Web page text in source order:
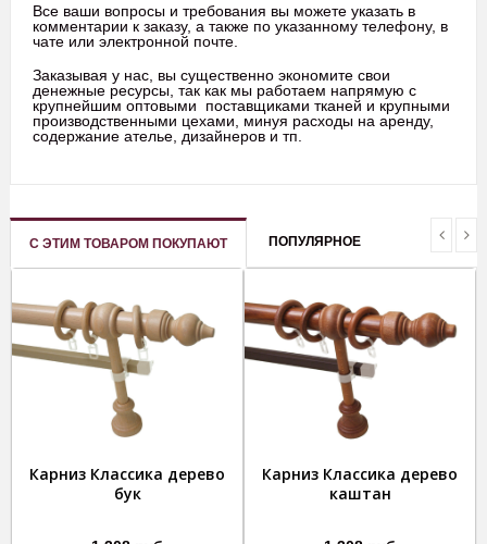
Все ваши вопросы и требования вы можете указать в
комментарии к заказу, а также по указанному телефону, в
чате или электронной почте.
Заказывая у нас, вы существенно экономите свои
денежные ресурсы, так как мы работаем напрямую с
крупнейшим оптовыми поставщиками тканей и крупными
производственными цехами, минуя расходы на аренду,
содержание ателье, дизайнеров и тп.
С ЭТИМ ТОВАРОМ ПОКУПАЮТ ПОПУЛЯРНОЕ
Карниз Классика дерево
бук
Карниз Классика дерево
каштан